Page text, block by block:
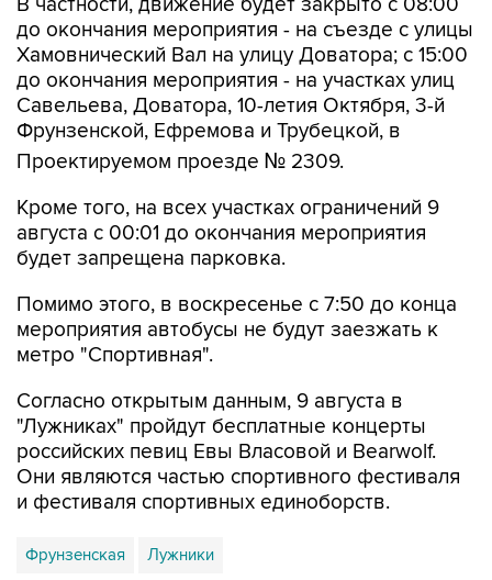
до окончания мероприятия - на съезде с улицы
Хамовнический Вал на улицу Доватора; с 15:00
до окончания мероприятия - на участках улиц
Савельева, Доватора, 10-летия Октября, 3-й
Фрунзенской, Ефремова и Трубецкой, в
Проектируемом проезде № 2309.
Кроме того, на всех участках ограничений 9
августа с 00:01 до окончания мероприятия
будет запрещена парковка.
Помимо этого, в воскресенье с 7:50 до конца
мероприятия автобусы не будут заезжать к
метро "Спортивная".
Согласно открытым данным, 9 августа в
"Лужниках" пройдут бесплатные концерты
российских певиц Евы Власовой и Bearwolf.
Они являются частью спортивного фестиваля
и фестиваля спортивных единоборств.
Фрунзенская Лужники